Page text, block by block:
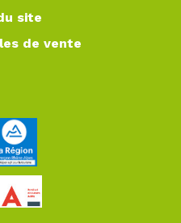
site
de vente